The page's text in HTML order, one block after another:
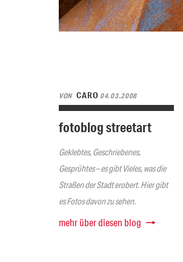
VON CARO 04.03.2008
fotoblog streetart
Geklebtes, Geschriebenes,
Gesprühtes – es gibt Vieles, was die
Straßen der Stadt erobert. Hier gibt
es Fotos davon zu sehen.
mehr über diesen blog